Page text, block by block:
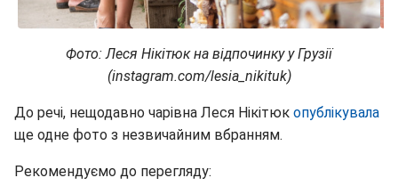
Фото: Леся Нікітюк на відпочинку у Грузії
(instagram.com/lesia_nikituk)
До речі, нещодавно чарівна Леся Нікітюк опублікувала
ще одне фото з незвичайним вбранням.
Рекомендуємо до перегляду: